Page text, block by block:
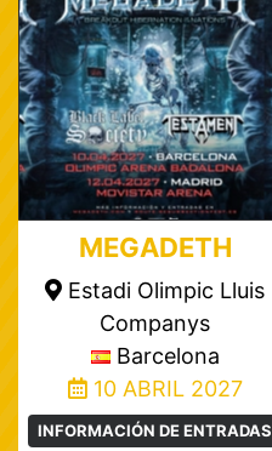
MEGADETH
Estadi Olimpic Lluis
Companys
Barcelona
10 ABRIL 2027
INFORMACIÓN DE ENTRADAS